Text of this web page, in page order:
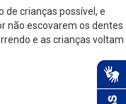
de crianças possível, e
não escovarem os dentes
e as crianças voltam